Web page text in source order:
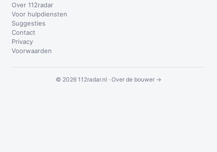
Over 112radar
Voor hulpdiensten
Suggesties
Contact
Privacy
Voorwaarden
© 2026 112radar.nl · Over de bouwer →